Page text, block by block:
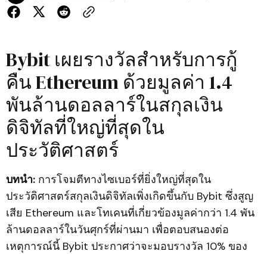
Bybit เผยรางวัลสำหรับการกู้
คืน Ethereum ด้วยมูลค่า 1.4
พันล้านดอลลาร์ในสกุลเงิน
ดิจิทัลที่ใหญ่ที่สุดใน
ประวัติศาสตร์
บทนำ: การโจมตีทางไซเบอร์ที่ยิ่งใหญ่ที่สุดใน
ประวัติศาสตร์สกุลเงินดิจิทัลเพิ่งเกิดขึ้นกับ Bybit ซึ่งสูญ
เสีย Ethereum และโทเคนที่เกี่ยวข้องมูลค่ากว่า 1.4 พัน
ล้านดอลลาร์ในวันศุกร์ที่ผ่านมา เพื่อตอบสนองต่อ
เหตุการณ์นี้ Bybit ประกาศว่าจะมอบรางวัล 10% ของ